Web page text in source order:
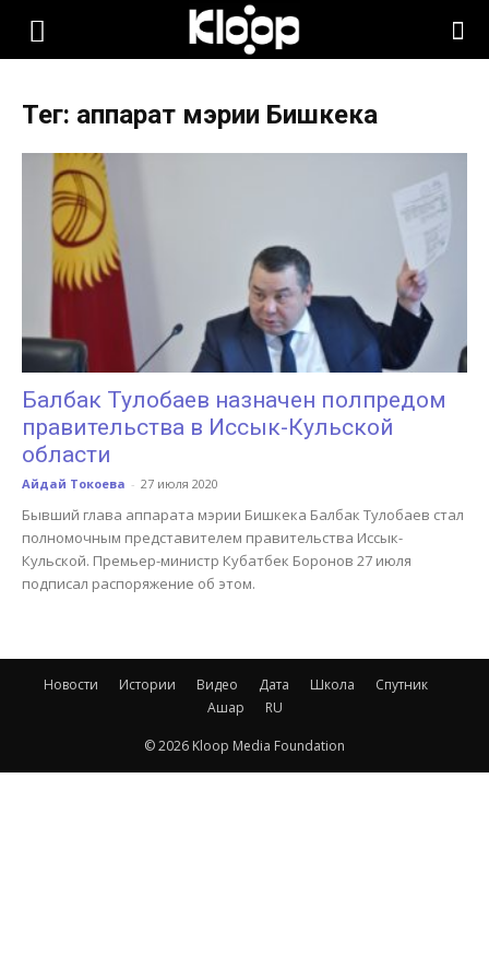
KLOOP.KG
Новости
Кыргызстана
Тег: аппарат мэрии Бишкека
Балбак Тулобаев назначен полпредом
правительства в Иссык-Кульской
области
Айдай Токоева - 27 июля 2020
Бывший глава аппарата мэрии Бишкека Балбак Тулобаев стал
полномочным представителем правительства Иссык-
Кульской. Премьер-министр Кубатбек Боронов 27 июля
подписал распоряжение об этом.
Новости Истории Видео Дата Школа
Спутник
Ашар
RU
© 2026 Kloop Media Foundation